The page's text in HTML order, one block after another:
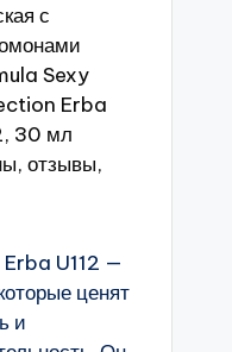
с
Sexy
Erba
30 мл
отзывы,
U112 —
ценят
и